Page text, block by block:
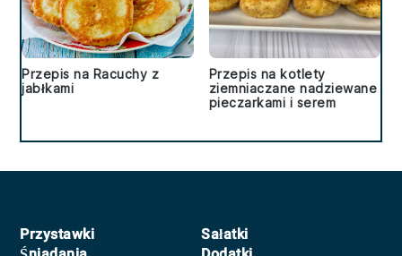
Przepis na Racuchy z
jabłkami
Przepis na kotlety
ziemniaczane nadziewane
pieczarkami i serem
Przystawki
Sałatki